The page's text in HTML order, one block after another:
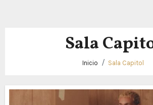
Sala
Inicio Sala Capitol